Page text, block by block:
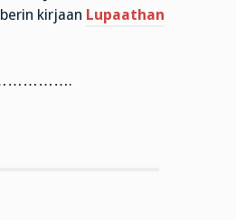
kirjaan Lupaathan